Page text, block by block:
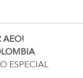
AEO!
ESPECIAL